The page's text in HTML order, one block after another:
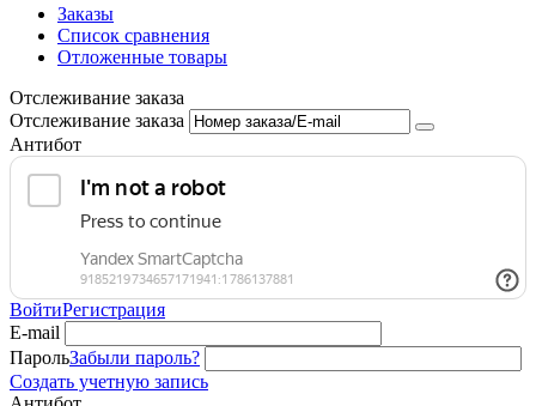
Заказы
Список сравнения
Отложенные товары
Отслеживание заказа
Отслеживание заказа
Антибот
ВойтиРегистрация
E-mail
ПарольЗабыли пароль?
Создать учетную запись